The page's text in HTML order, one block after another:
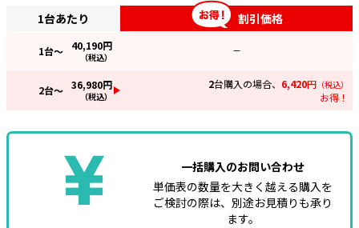
1台あたり 割引価格
1台～ 40,190円
（税込）
—
2台～ 36,980円
（税込）
2台購入の場合、 6,420円 （税込）
お得！
一括購入のお問い合わせ
単価表の数量を大きく越える購入を
ご検討の際は、別途お見積りも承り
ます。